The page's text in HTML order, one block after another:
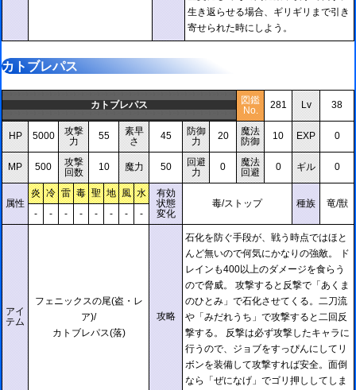
生き返らせる場合、ギリギリまで引き
寄せられた時にしよう。
カトブレパス
カトブレパス
図鑑
No.
281 Lv 38
HP 5000
攻撃
力
55
素早
さ
45
防御
力
20
魔法
防御
10 EXP 0
MP 500
攻撃
回数
10 魔力 50
回避
力
0
魔法
回避
0 ギル 0
属性
炎 冷 雷 毒 聖 地 風 水
有効
状態
変化
毒/ストップ 種族
竜/獣
-
- - - - - - -
アイ
テム
フェニックスの尾(盗・レ
ア)/
カトブレパス(落)
攻略
石化を防ぐ手段が、戦う時点ではほと
んど無いので何気にかなりの強敵。 ド
レインも400以上のダメージを食らう
ので脅威。 攻撃すると反撃で「あくま
のひとみ」で石化させてくる。二刀流
や「みだれうち」で攻撃すると二回反
撃する。 反撃は必ず攻撃したキャラに
行うので、ジョブをすっぴんにしてリ
ボンを装備して攻撃すれば安全。面倒
なら「ぜになげ」でゴリ押ししてしま